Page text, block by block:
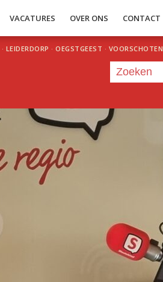
VACATURES OVER ONS CONTACT
· LEIDERDORP · OEGSTGEEST · VOORSCHOTEN